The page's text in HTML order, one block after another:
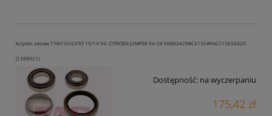
łożysko zestaw T FIAT DUCATO 10/14 94-;CITROEN JUMPER 94-04 VKBA3429#CX135#FAG713650420
(1388921)
Dostępność: na wyczerpaniu
175,42 zł